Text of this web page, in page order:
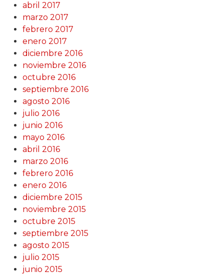
abril 2017
marzo 2017
febrero 2017
enero 2017
diciembre 2016
noviembre 2016
octubre 2016
septiembre 2016
agosto 2016
julio 2016
junio 2016
mayo 2016
abril 2016
marzo 2016
febrero 2016
enero 2016
diciembre 2015
noviembre 2015
octubre 2015
septiembre 2015
agosto 2015
julio 2015
junio 2015